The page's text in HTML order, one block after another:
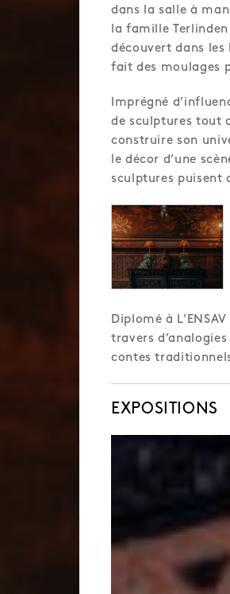
dans la salle à
la famille
découvert dans
fait des moulages
Imprégné
de sculptures tout
construire son
le décor d’une
sculptures puisent
Diplomé à
travers
contes
EXPOSITIONS